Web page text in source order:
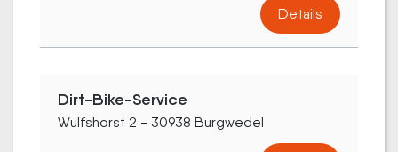
Details
Dirt-Bike-Service
Wulfshorst 2 - 30938 Burgwedel